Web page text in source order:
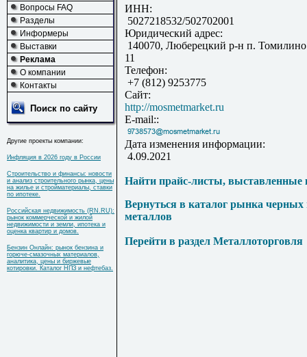
Вопросы FAQ
Разделы
Информеры
Выставки
Реклама
О компании
Контакты
Поиск по сайту
Другие проекты компании:
Инфляция в 2026 году в России
Строительство и финансы: новости
и анализ строительного рынка, цены
на жилье и стройматериалы, ставки
по ипотеке.
Российская недвижимость (RN.RU):
рынок коммерческой и жилой
недвижимости и земли, ипотека и
оценка квартир и домов.
Бензин Онлайн: рынок бензина и
горюче-смазочных материалов,
аналитика, цены и биржевые
котировки. Каталог НПЗ и нефтебаз.
ИНН:
5027218532/502702001
Юридический адрес:
140070, Люберецкий р-н п.
11
Телефон:
+7 (812) 9253775
Сайт:
http://mosmetmarket.ru
E-mail::
Дата изменения информации:
4.09.2021
Найти прайс-листы, выставленные
Вернуться в каталог рынка
металлов
Перейти в раздел Металлоторговля